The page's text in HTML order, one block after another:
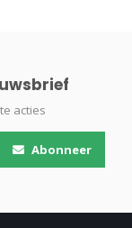
acties
Abonneer